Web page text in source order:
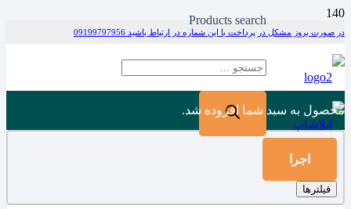
در صورت بروز مشکل در پرداخت با این شماره در ارتباط باشید 09199797956
Products search
محصول به سبد شما افزوده شد.
اجرا
فیلترها